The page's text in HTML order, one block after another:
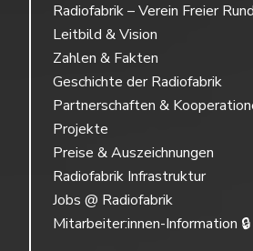
Radiofabrik – Verein Freier
Leitbild & Vision
Zahlen & Fakten
Geschichte der Radiofabrik
Partnerschaften &
Projekte
Preise & Auszeichnungen
Radiofabrik Infrastruktur
Jobs @ Radiofabrik
Mitarbeiter:innen-Information 🔒